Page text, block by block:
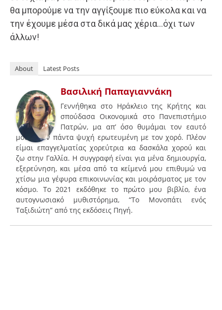
θα μπορούμε να την αγγίξουμε πιο εύκολα και να
την έχουμε μέσα στα δικά μας χέρια…όχι των
άλλων!
About Latest Posts
Βασιλική Παπαγιαννάκη
Γεννήθηκα στο Ηράκλειο της Κρήτης και
σπούδασα Οικονομικά στο Πανεπιστήμιο
Πατρών, μα απ’ όσο θυμάμαι τον εαυτό
μουήμουν πάντα ψυχή ερωτευμένη με τον χορό. Πλέον
είμαι επαγγελματίας χορεύτρια κα δασκάλα χορού και
ζω στην Γαλλία. Η συγγραφή είναι για μένα δημιουργία,
εξερεύνηση, και μέσα από τα κείμενά μου επιθυμώ να
χτίσω μια γέφυρα επικοινωνίας και μοιράσματος με τον
κόσμο. Το 2021 εκδόθηκε το πρώτο μου βιβλίο, ένα
αυτογνωσιακό μυθιστόρημα, “Το Μονοπάτι ενός
Ταξιδιώτη” από της εκδόσεις Πηγή.